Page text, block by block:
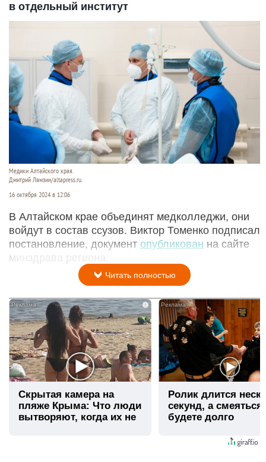
в отдельный институт
Медики Алтайского края.
Дмитрий Лямзин/altapress.ru.
16 октября 2024 в 12:06
В Алтайском крае объединят медколледжи, они
войдут в состав ссузов. Виктор Томенко подписал
постановление, документ опубликован на сайте
минздрава региона.
Читать полностью
i
Скрытая камера на
пляже Крыма: Что люди
вытворяют, когда их не
Ролик длится
секунд, а
будете долго